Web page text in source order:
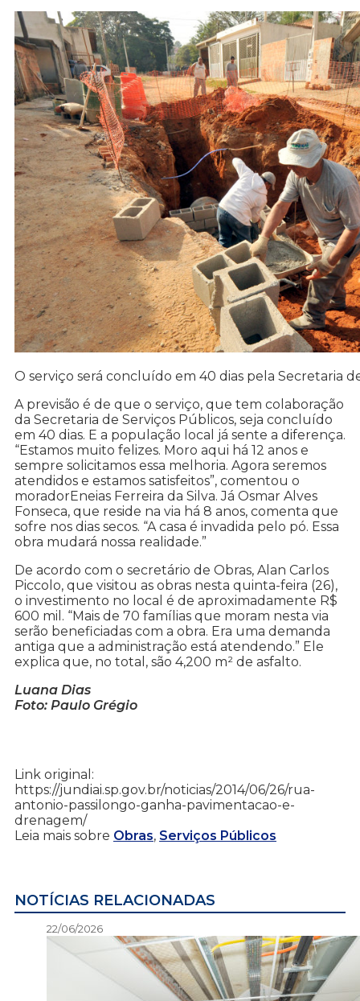
O serviço será concluído em 40 dias pela Secretaria
A previsão é de que o serviço, que tem colaboração
da Secretaria de Serviços Públicos, seja concluído
em 40 dias. E a população local já sente a diferença.
“Estamos muito felizes. Moro aqui há 12 anos e
sempre solicitamos essa melhoria. Agora seremos
atendidos e estamos satisfeitos”, comentou o
moradorEneias Ferreira da Silva. Já Osmar Alves
Fonseca, que reside na via há 8 anos, comenta que
sofre nos dias secos. “A casa é invadida pelo pó. Essa
obra mudará nossa realidade.”
De acordo com o secretário de Obras, Alan Carlos
Piccolo, que visitou as obras nesta quinta-feira (26),
o investimento no local é de aproximadamente R$
600 mil. “Mais de 70 famílias que moram nesta via
serão beneficiadas com a obra. Era uma demanda
antiga que a administração está atendendo.” Ele
explica que, no total, são 4,200 m² de asfalto.
Luana Dias
Foto: Paulo Grégio
Link original:
https://jundiai.sp.gov.br/noticias/2014/06/26/rua-
antonio-passilongo-ganha-pavimentacao-e-
drenagem/
Leia mais sobre Obras, Serviços Públicos
NOTÍCIAS RELACIONADAS
22/06/2026